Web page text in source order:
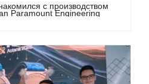
с производством
Paramount Engineering